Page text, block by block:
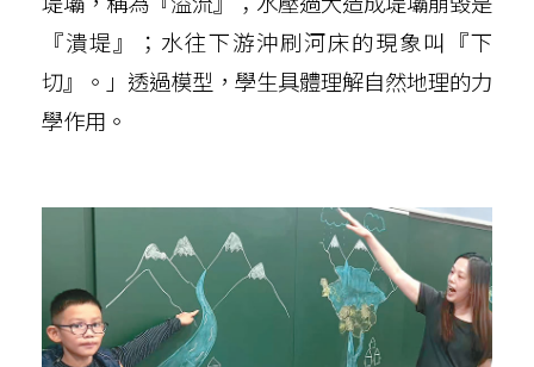
『潰堤』；水往下游沖刷河床的現象叫『下
切』。」透過模型，學生具體理解自然地理的力
學作用。